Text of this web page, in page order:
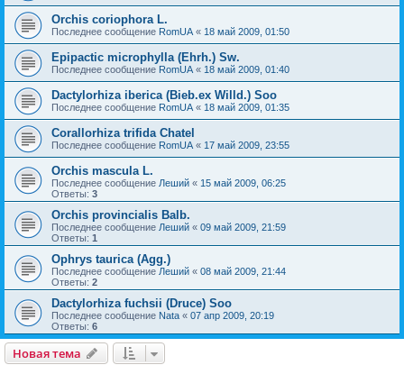
Orchis coriophora L.
Последнее сообщение RomUA « 18 май 2009, 01:50
Epipactic microphylla (Ehrh.) Sw.
Последнее сообщение RomUA « 18 май 2009, 01:40
Dactylorhiza iberica (Bieb.ex Willd.) Soo
Последнее сообщение RomUA « 18 май 2009, 01:35
Corallorhiza trifida Chatel
Последнее сообщение RomUA « 17 май 2009, 23:55
Orchis mascula L.
Последнее сообщение Леший « 15 май 2009, 06:25
Ответы: 3
Orchis provincialis Balb.
Последнее сообщение Леший « 09 май 2009, 21:59
Ответы: 1
Ophrys taurica (Agg.)
Последнее сообщение Леший « 08 май 2009, 21:44
Ответы: 2
Dactylorhiza fuchsii (Druce) Soo
Последнее сообщение Nata « 07 апр 2009, 20:19
Ответы: 6
Новая тема